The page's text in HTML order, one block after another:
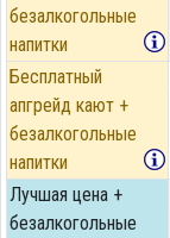
безалкогольные
напитки
Бесплатный
апгрейд кают +
безалкогольные
напитки
Лучшая цена +
безалкогольные